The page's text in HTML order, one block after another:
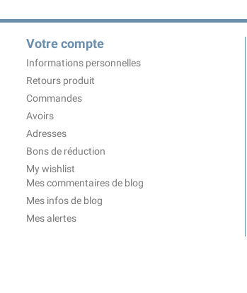
Votre compte
Informations personnelles
Retours produit
Commandes
Avoirs
Adresses
Bons de réduction
My wishlist
Mes commentaires de blog
Mes infos de blog
Mes alertes